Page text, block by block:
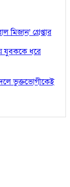
মিজান’ গ্রেপ্তার
যুবককে ধরে
ভুক্তভোগীকেই